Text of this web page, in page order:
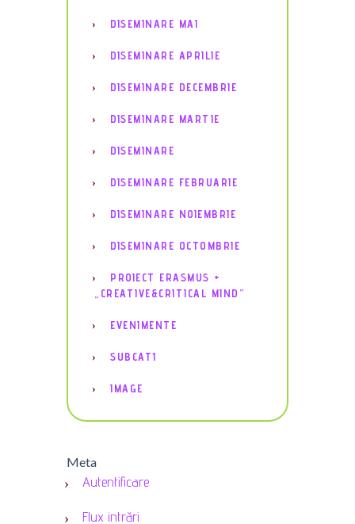
DISEMINARE MAI
DISEMINARE APRILIE
DISEMINARE DECEMBRIE
DISEMINARE MARTIE
DISEMINARE
DISEMINARE FEBRUARIE
DISEMINARE NOIEMBRIE
DISEMINARE OCTOMBRIE
PROIECT ERASMUS +
„CREATIVE&CRITICAL MIND”
EVENIMENTE
SUBCAT1
IMAGE
Meta
Autentificare
Flux intrări